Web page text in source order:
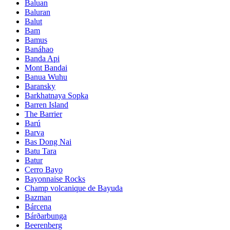
Baluan
Baluran
Balut
Bam
Bamus
Banáhao
Banda Api
Mont Bandai
Banua Wuhu
Baransky
Barkhatnaya Sopka
Barren Island
The Barrier
Barú
Barva
Bas Dong Nai
Batu Tara
Batur
Cerro Bayo
Bayonnaise Rocks
Champ volcanique de Bayuda
Bazman
Bárcena
Bárðarbunga
Beerenberg